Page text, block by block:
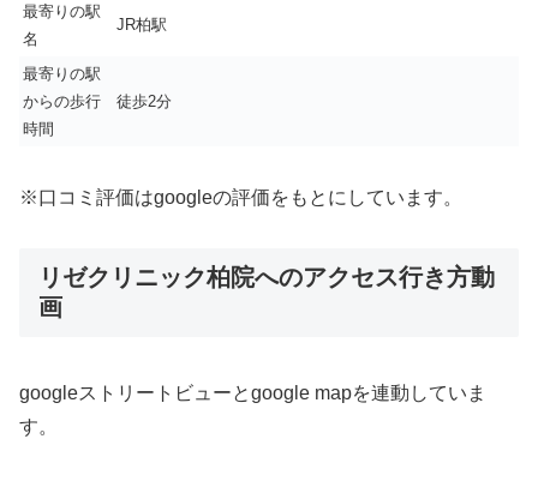
最寄りの駅
名
JR柏駅
最寄りの駅
からの歩行
時間
徒歩2分
※口コミ評価はgoogleの評価をもとにしています。
リゼクリニック柏院へのアクセス行き方動
画
googleストリートビューとgoogle mapを連動していま
す。